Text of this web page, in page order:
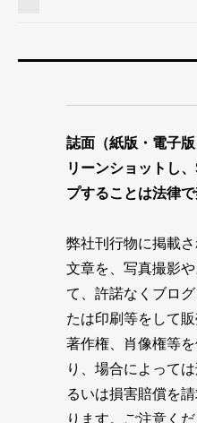
誌面（紙版・電子
リーンショットし
プすることは法律
弊社刊行物に掲載
文章を、写真撮影
て、許諾なくブロ
たは印刷等をして
著作権、肖像権等
り、場合によって
るいは損害賠償を
ります。ご注意くだ